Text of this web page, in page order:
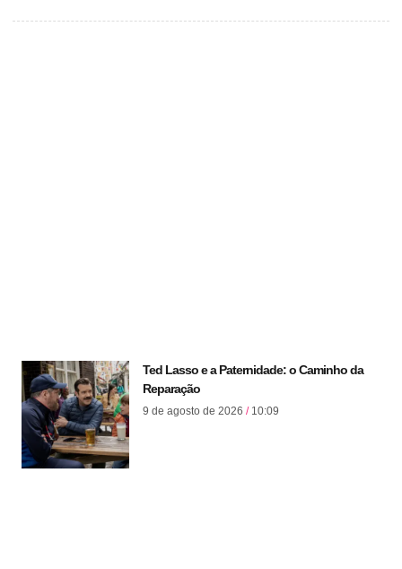
Ted Lasso e a Paternidade: o Caminho da
Reparação
9 de agosto de 2026 10:09